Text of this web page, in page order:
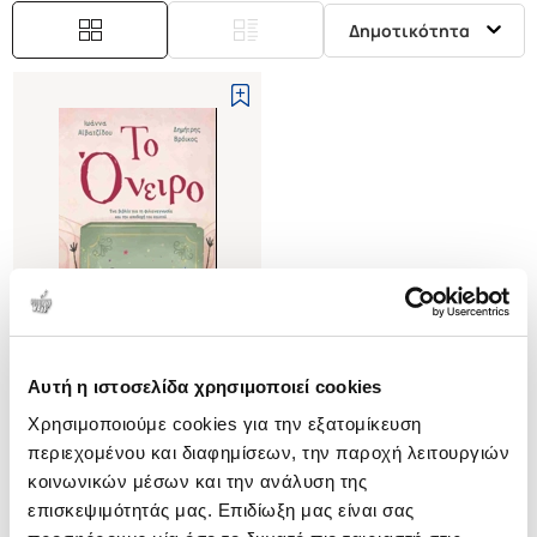
Αυτή η ιστοσελίδα χρησιμοποιεί cookies
Χρησιμοποιούμε cookies για την εξατομίκευση
περιεχομένου και διαφημίσεων, την παροχή λειτουργιών
κοινωνικών μέσων και την ανάλυση της
επισκεψιμότητάς μας. Επιδίωξη μας είναι σας
Δημοτικότητα
(0)
Το όνειρο
ΑΙΒΑΤΖΙΔΟΥ ΙΩΑΝΝΑ
Κωδ. Πολιτείας:6990-0540